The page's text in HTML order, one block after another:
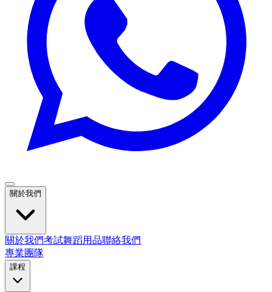
關於我們
關於我們考試舞蹈用品聯絡我們
專業團隊
課程